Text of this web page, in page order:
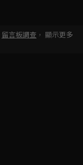
留言板調查 ， 顯示更多